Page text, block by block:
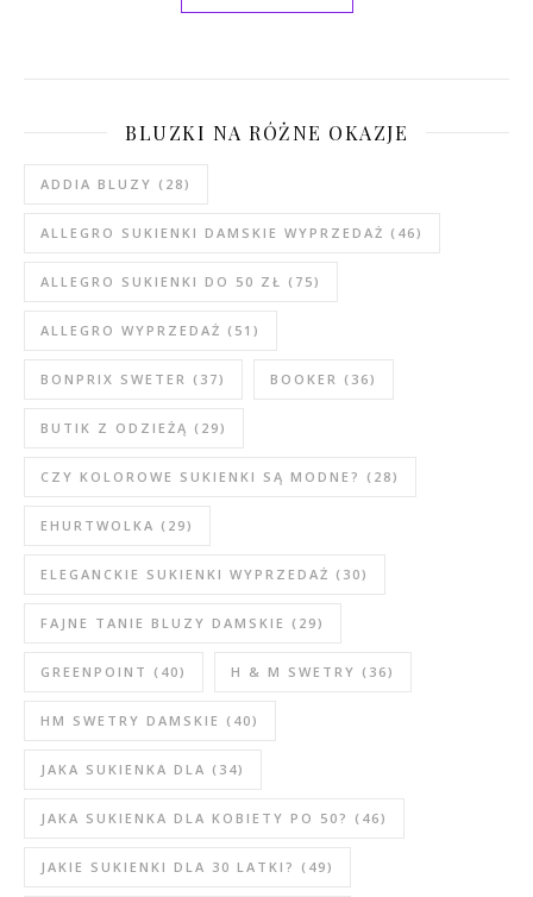
BLUZKI NA RÓŻNE OKAZJE
ADDIA BLUZY (28)
ALLEGRO SUKIENKI DAMSKIE WYPRZEDAŻ (46)
ALLEGRO SUKIENKI DO 50 ZŁ (75)
ALLEGRO WYPRZEDAŻ (51)
BONPRIX SWETER (37) BOOKER (36)
BUTIK Z ODZIEŻĄ (29)
CZY KOLOROWE SUKIENKI SĄ MODNE? (28)
EHURTWOLKA (29)
ELEGANCKIE SUKIENKI WYPRZEDAŻ (30)
FAJNE TANIE BLUZY DAMSKIE (29)
GREENPOINT (40) H & M SWETRY (36)
HM SWETRY DAMSKIE (40)
JAKA SUKIENKA DLA (34)
JAKA SUKIENKA DLA KOBIETY PO 50? (46)
JAKIE SUKIENKI DLA 30 LATKI? (49)